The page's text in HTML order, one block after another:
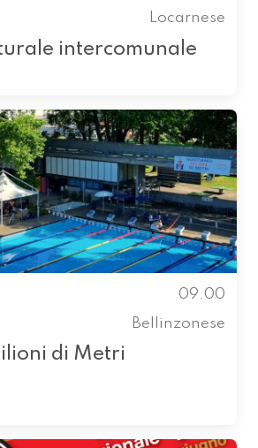
Locarnese
intercomunale
09.00
Bellinzonese
di Metri